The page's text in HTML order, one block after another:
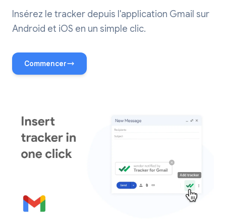
Insérez le tracker depuis l'application Gmail sur
Android et iOS en un simple clic.
Commencer